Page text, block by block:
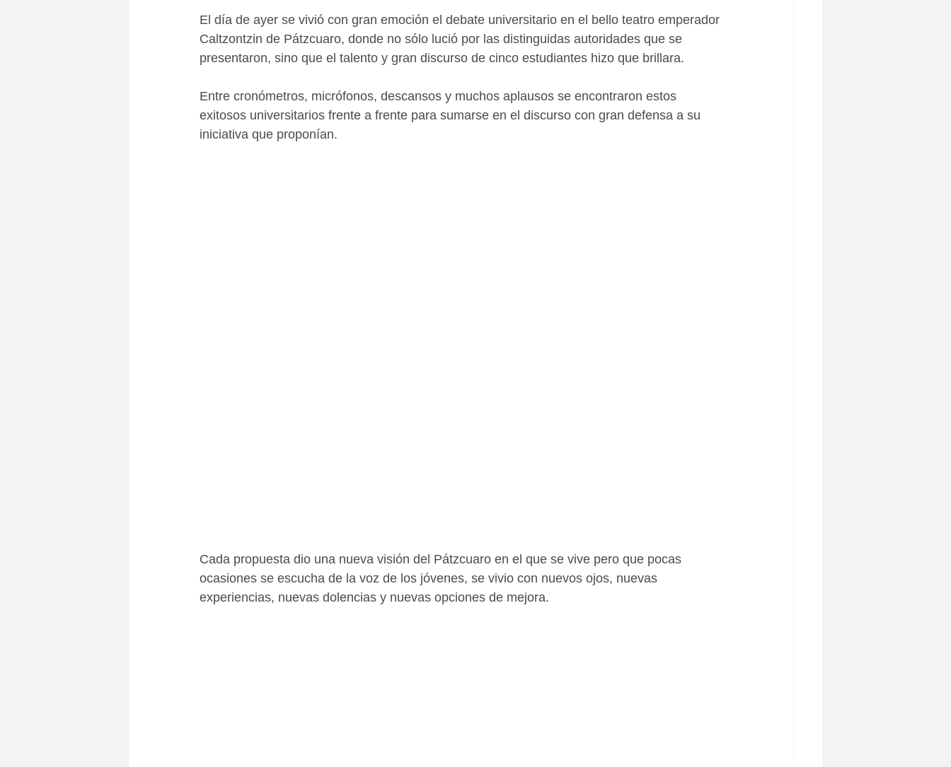
El día de ayer se vivió con gran emoción el debate universitario en el bello teatro emperador
Caltzontzin de Pátzcuaro, donde no sólo lució por las distinguidas autoridades que se
presentaron, sino que el talento y gran discurso de cinco estudiantes hizo que brillara.
Entre cronómetros, micrófonos, descansos y muchos aplausos se encontraron estos
exitosos universitarios frente a frente para sumarse en el discurso con gran defensa a su
iniciativa que proponían.
Cada propuesta dio una nueva visión del Pátzcuaro en el que se vive pero que pocas
ocasiones se escucha de la voz de los jóvenes, se vivio con nuevos ojos, nuevas
experiencias, nuevas dolencias y nuevas opciones de mejora.